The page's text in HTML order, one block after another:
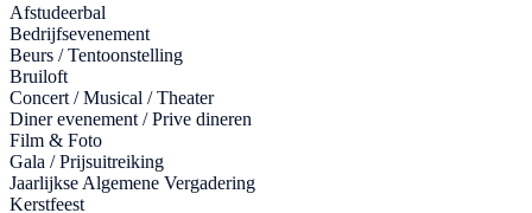
Afstudeerbal
Bedrijfsevenement
Beurs / Tentoonstelling
Bruiloft
Concert / Musical / Theater
Diner evenement / Prive dineren
Film & Foto
Gala / Prijsuitreiking
Jaarlijkse Algemene Vergadering
Kerstfeest